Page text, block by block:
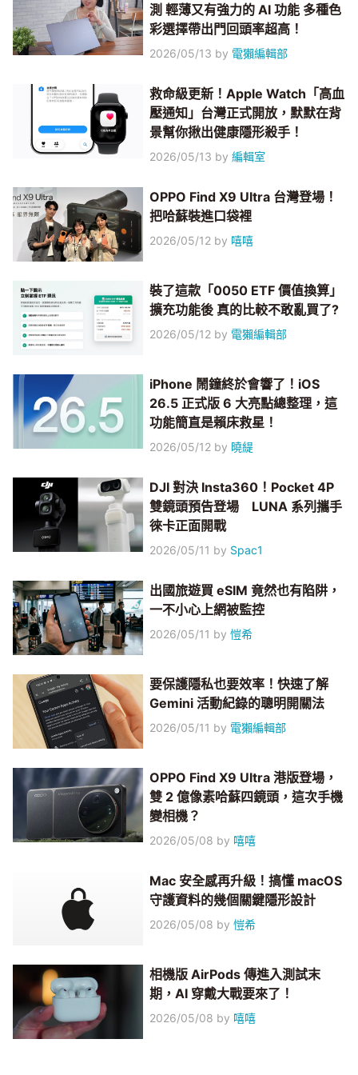
測 輕薄又有強力的 AI 功能 多種色
彩選擇帶出門回頭率超高！
2026/05/13 by 電獺編輯部
救命級更新！Apple Watch「高血
壓通知」台灣正式開放，默默在背
景幫你揪出健康隱形殺手！
2026/05/13 by編輯室
OPPO Find X9 Ultra 台灣登場！
把哈蘇裝進口袋裡
2026/05/12 by 嘻嘻
裝了這款「0050 ETF 價值換算」
擴充功能後 真的比較不敢亂買了?
2026/05/12 by 電獺編輯部
iPhone 鬧鐘終於會響了！iOS
26.5 正式版 6 大亮點總整理，這
功能簡直是賴床救星！
2026/05/12 by 曉緹
DJI 對決 Insta360！Pocket 4P
雙鏡頭預告登場 LUNA 系列攜手
徠卡正面開戰
2026/05/11 by Spac1
出國旅遊買 eSIM 竟然也有陷阱，
一不小心上網被監控
2026/05/11 by愷希
要保護隱私也要效率！快速了解
Gemini 活動紀錄的聰明開關法
2026/05/11 by 電獺編輯部
OPPO Find X9 Ultra 港版登場，
雙 2 億像素哈蘇四鏡頭，這次手機
變相機？
2026/05/08 by 嘻嘻
Mac 安全感再升級！搞懂 macOS
守護資料的幾個關鍵隱形設計
2026/05/08 by愷希
相機版 AirPods 傳進入測試末
期，AI 穿戴大戰要來了！
2026/05/08 by 嘻嘻